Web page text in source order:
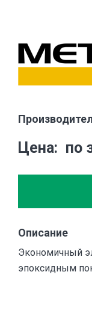
Цена по
Описание
Экономичный
эпоксидным